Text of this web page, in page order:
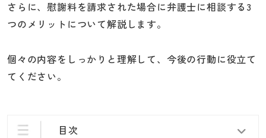
さらに、慰謝料を請求された場合に弁護士に相談する3
つのメリットについて解説します。
個々の内容をしっかりと理解して、今後の行動に役立て
てください。
目次